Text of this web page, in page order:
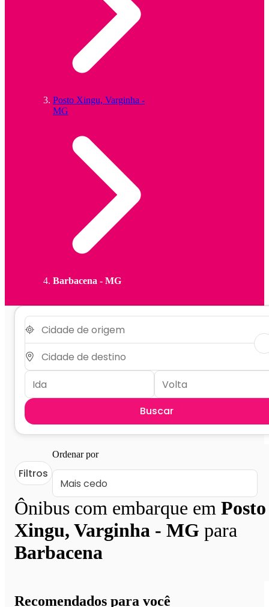
Posto Xingu, Varginha -
MG
Barbacena - MG
Buscar
Ônibus com embarque em Posto
Xingu, Varginha - MG para
Barbacena
Filtros
Ordenar por
Recomendados para você